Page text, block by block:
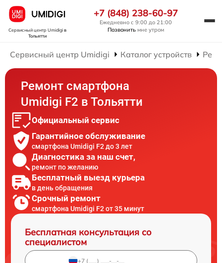
Сервисный центр Umidigiв
Тольятти
+7 (848) 238-60-97
Ежедневно с 9:00 до 21:00
Позвонить мне утром
Сервисный центр Umidigi Каталог устройств
Ремонт смартфона
Umidigi F2 в Тольятти
Официальный сервис
Гарантийное обслуживание
смартфона Umidigi F2 до 3 лет
Диагностика за наш счет,
ремонт по желанию
Бесплатный выезд курьера
в день обращения
Срочный ремонт
смартфона Umidigi F2 от 35 минут
Бесплатная консультация со
специалистом